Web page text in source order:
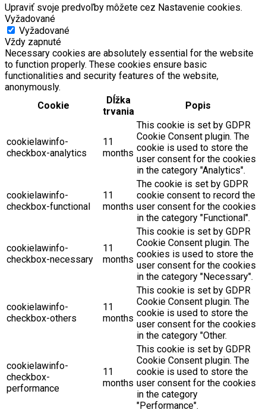
Upraviť svoje predvoľby môžete cez Nastavenie cookies.
Vyžadované
Vyžadované
Vždy zapnuté
Necessary cookies are absolutely essential for the website
to function properly. These cookies ensure basic
functionalities and security features of the website,
anonymously.
Cookie
Dĺžka
trvania
Popis
cookielawinfo-
checkbox-analytics
11
months
This cookie is set by GDPR
Cookie Consent plugin. The
cookie is used to store the
user consent for the cookies
in the category "Analytics".
cookielawinfo-
checkbox-functional
11
months
The cookie is set by GDPR
cookie consent to record the
user consent for the cookies
in the category "Functional".
cookielawinfo-
checkbox-necessary
11
months
This cookie is set by GDPR
Cookie Consent plugin. The
cookies is used to store the
user consent for the cookies
in the category "Necessary".
cookielawinfo-
checkbox-others
11
months
This cookie is set by GDPR
Cookie Consent plugin. The
cookie is used to store the
user consent for the cookies
in the category "Other.
cookielawinfo-
checkbox-
performance
11
months
This cookie is set by GDPR
Cookie Consent plugin. The
cookie is used to store the
user consent for the cookies
in the category
"Performance".